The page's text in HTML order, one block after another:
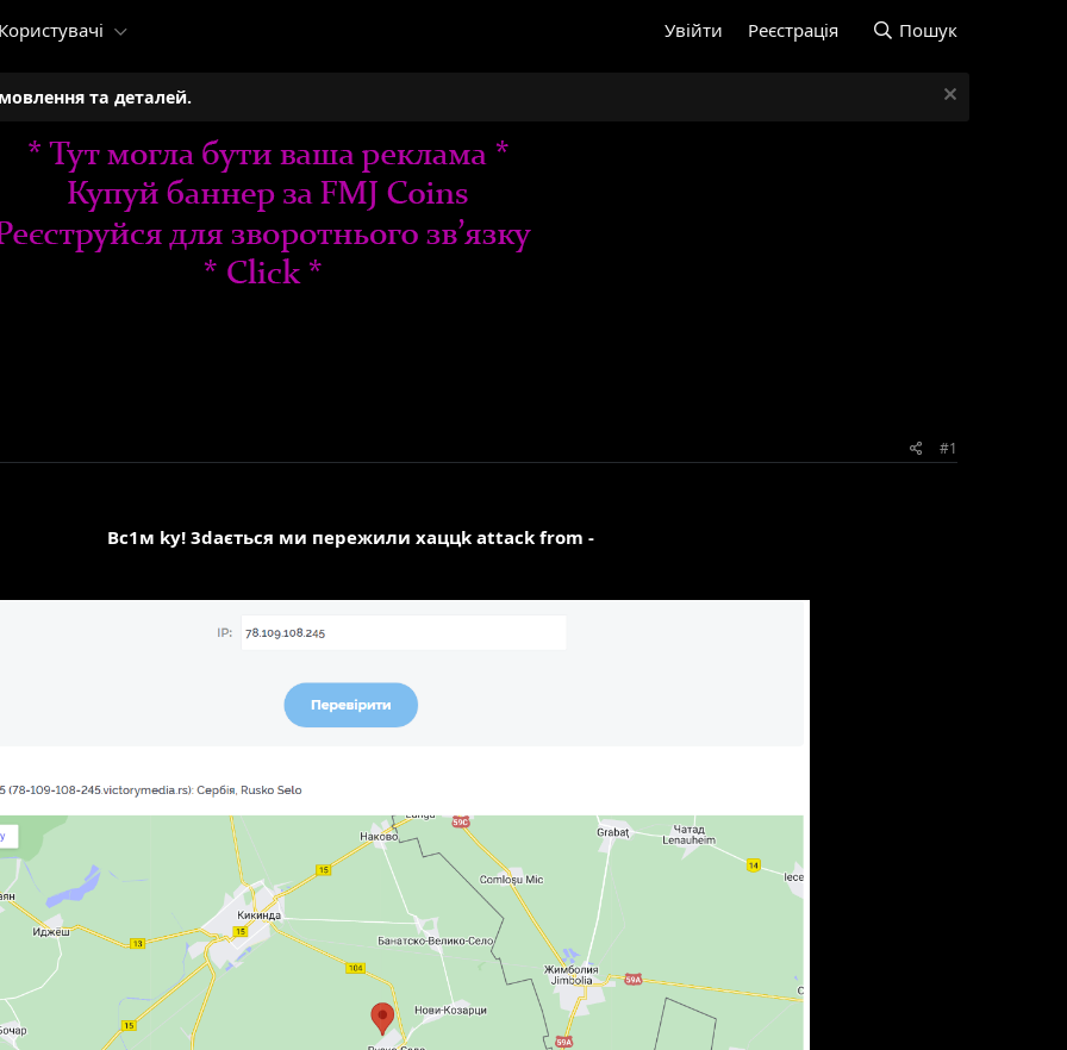
Користувачі Увійти Реєстрація Пошук
та деталей.
#1
Вс1м ky! 3daється ми пережили хаццk attack from -